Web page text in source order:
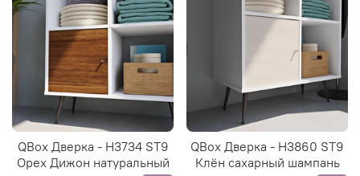
QBox Дверка - H3734 ST9
Орех Дижон натуральный
QBox Дверка - H3860 ST9
Клён сахарный шампань